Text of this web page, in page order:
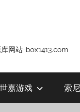
网站-box1413.com
世嘉游戏 索